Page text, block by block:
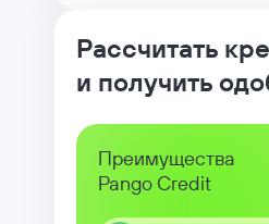
Рассчитать
и получить
Преимущества
Pango Credit